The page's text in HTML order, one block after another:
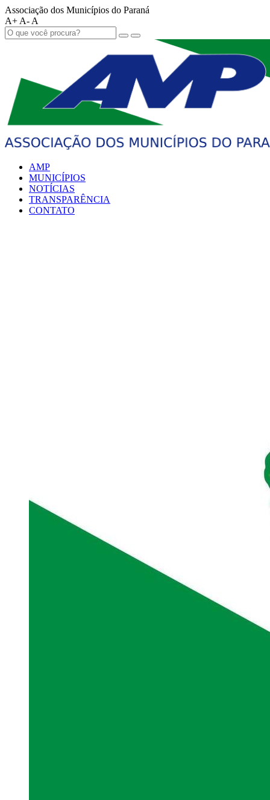
Associação dos Municípios do Paraná
A+ A- A
AMP
MUNICÍPIOS
NOTÍCIAS
TRANSPARÊNCIA
CONTATO